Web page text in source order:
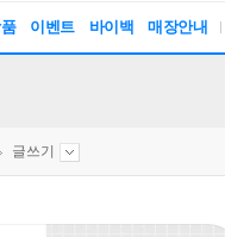
이벤트 바이백 매장안내
글쓰기